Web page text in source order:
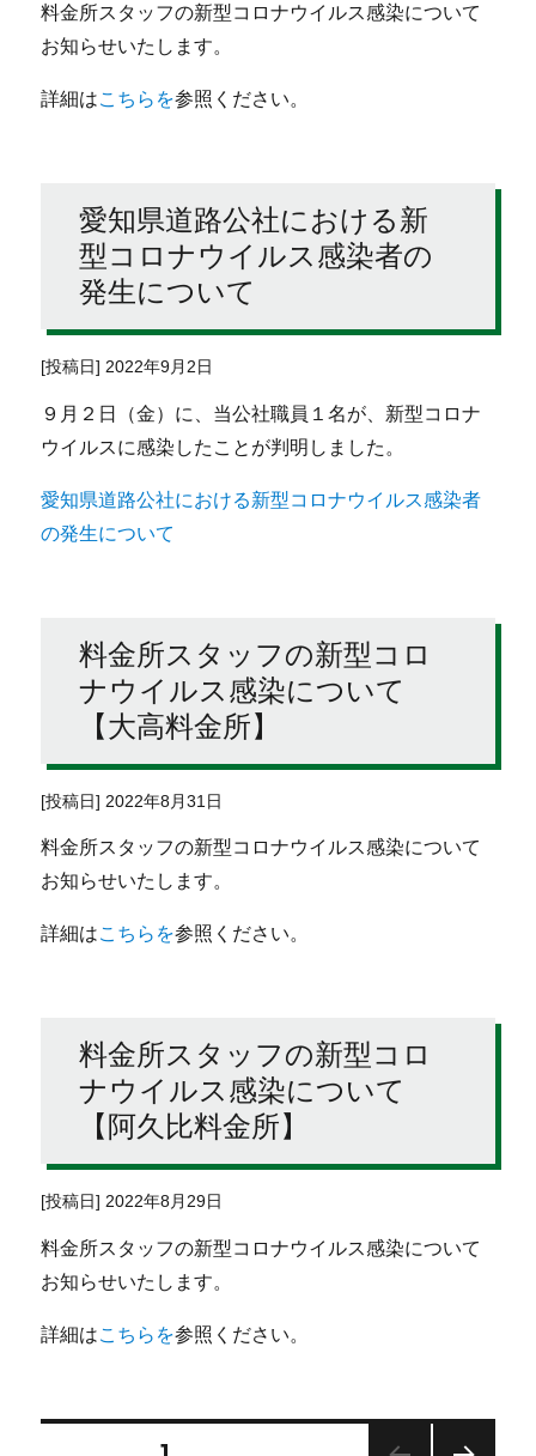
料金所スタッフの新型コロナウイルス感染について
お知らせいたします。
詳細はこちらを参照ください。
愛知県道路公社における新
型コロナウイルス感染者の
発生について
[投稿日] 2022年9月2日
９月２日（金）に、当公社職員１名が、新型コロナ
ウイルスに感染したことが判明しました。
愛知県道路公社における新型コロナウイルス感染者
の発生について
料金所スタッフの新型コロ
ナウイルス感染について
【大高料金所】
[投稿日] 2022年8月31日
料金所スタッフの新型コロナウイルス感染について
お知らせいたします。
詳細はこちらを参照ください。
料金所スタッフの新型コロ
ナウイルス感染について
【阿久比料金所】
[投稿日] 2022年8月29日
料金所スタッフの新型コロナウイルス感染について
お知らせいたします。
詳細はこちらを参照ください。